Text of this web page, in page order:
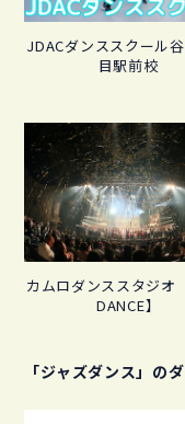
JDACダンススクール
目駅前校
カムロダンススタジオ
DANCE】
「ジャズダンス」の